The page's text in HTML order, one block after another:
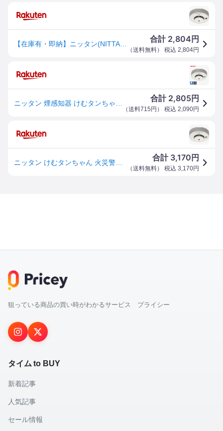
合計 2,804 円
（送料無料） 税込 2,804円
合計 2,805円
（送料715円 ） 税込 2,090円
合計 3,170 円
（送料無料） 税込 3,170円
狙っている商品の買い時がわかるサービス プライシー
タイム to BUY
新着記事
人気記事
セール情報